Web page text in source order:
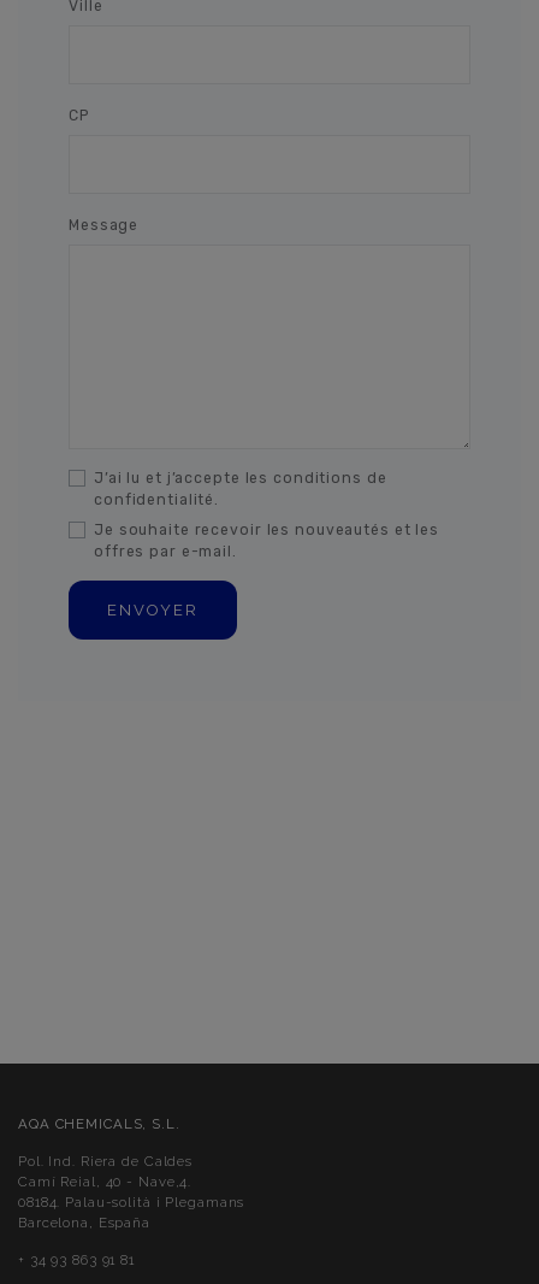
Ville
CP
Message
J’ai lu et j’accepte les conditions de
confidentialité.
Je souhaite recevoir les nouveautés et les
offres par e-mail.
AQA CHEMICALS, S.L.
Pol. Ind. Riera de Caldes
Camí Reial, 40 - Nave,4.
08184. Palau-solità i Plegamans
Barcelona, España
+ 34 93 863 91 81